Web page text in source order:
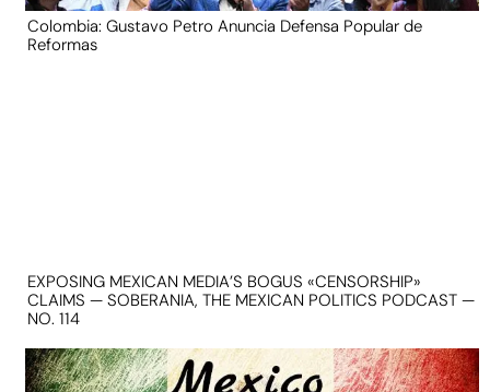
Colombia: Gustavo Petro Anuncia Defensa Popular de
Reformas
EXPOSING MEXICAN MEDIA’S BOGUS «CENSORSHIP»
CLAIMS — SOBERANIA, THE MEXICAN POLITICS PODCAST —
NO. 114